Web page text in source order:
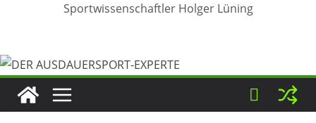
Sportwissenschaftler Holger Lüning